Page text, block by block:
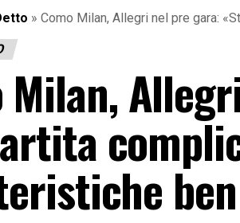
» Como Milan, Allegri nel pre gara:
Milan,